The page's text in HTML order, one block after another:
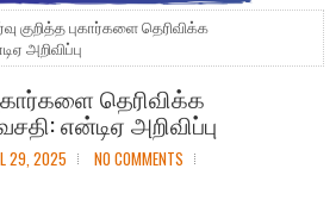
குறித்த புகார்களை தெரிவிக்க
அறிவிப்பு
தெரிவிக்க
என்டிஏ அறிவிப்பு
29, 2025 NO COMMENTS